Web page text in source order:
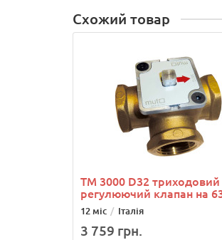
Схожий товар
ТМ 3000 D32 триходовий
регулюючий клапан на
12 міс Італія
3 759 грн.